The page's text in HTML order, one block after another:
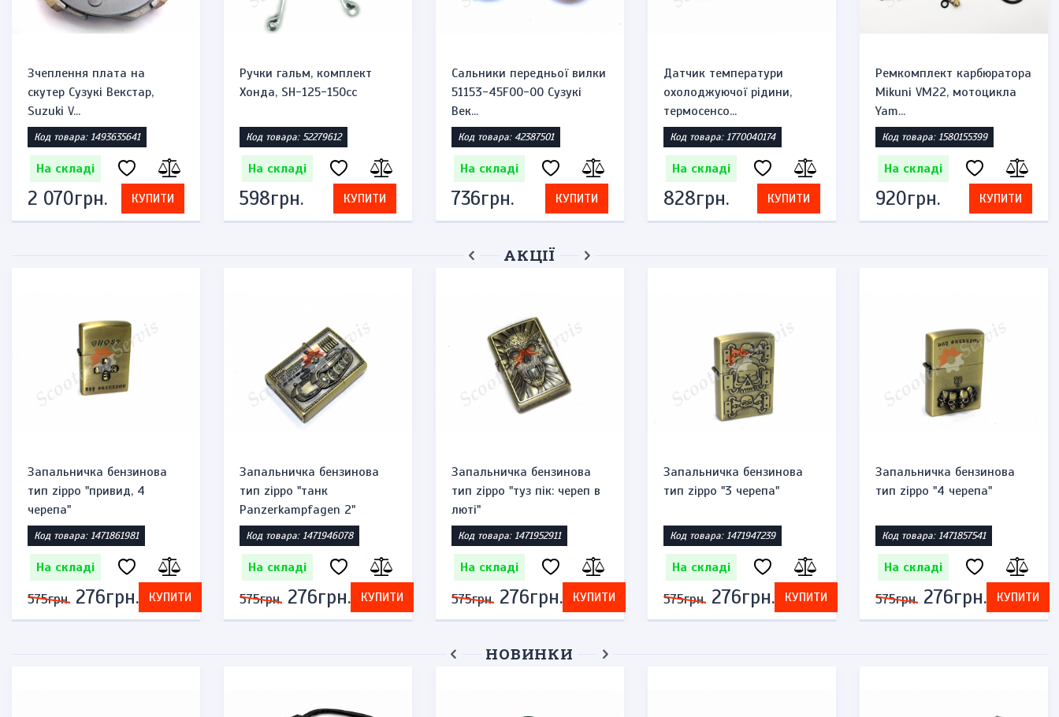
Зчеплення плата на
скутер Сузукі Векстар,
Suzuki V...
Код товара: 1493635641
На складі
2 070грн. КУПИТИ
Ручки гальм, комплект
Хонда, SH-125-150cc
Код товара: 52279612
На складі
598грн. КУПИТИ
Сальники передньої вилки
51153-45F00-00 Сузукі
Век...
Код товара: 42387501
На складі
736грн. КУПИТИ
Датчик температури
охолоджуючої рідини,
термосенсо...
Код товара: 1770040174
На складі
828грн. КУПИТИ
Ремкомплект карбюратора
Mikuni VM22, мотоцикла
Yam...
Код товара: 1580155399
На складі
920грн. КУПИТИ
АКЦІЇ
Запальничка бензинова
тип zippo "привид, 4
черепа"
Код товара: 1471861981
На складі
575грн. 276грн. КУПИТИ
Запальничка бензинова
тип zippo "танк
Panzerkampfagen 2"
Код товара: 1471946078
На складі
575грн. 276грн. КУПИТИ
Запальничка бензинова
тип zippo "туз пік: череп в
люті"
Код товара: 1471952911
На складі
575грн. 276грн. КУПИТИ
Запальничка бензинова
тип zippo "3 черепа"
Код товара: 1471947239
На складі
575грн. 276грн. КУПИТИ
Запальничка бензинова
тип zippo "4 черепа"
Код товара: 1471857541
На складі
575грн. 276грн. КУПИТИ
НОВИНКИ